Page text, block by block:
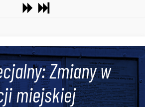
Zmiany w
miejskiej